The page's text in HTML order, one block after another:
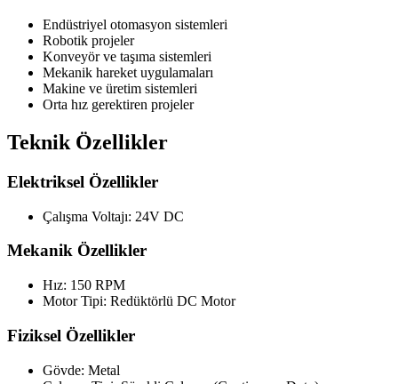
Endüstriyel otomasyon sistemleri
Robotik projeler
Konveyör ve taşıma sistemleri
Mekanik hareket uygulamaları
Makine ve üretim sistemleri
Orta hız gerektiren projeler
Teknik Özellikler
Elektriksel Özellikler
Çalışma Voltajı: 24V DC
Mekanik Özellikler
Hız: 150 RPM
Motor Tipi: Redüktörlü DC Motor
Fiziksel Özellikler
Gövde: Metal